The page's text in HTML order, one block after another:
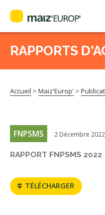
Rechercher
:
AGPM
RAPPORTS
Accueil > Maiz'Europ' >
FNPSMS 2 Décembre 2022
RAPPORT FNPSMS 2022
TÉLÉCHARGER